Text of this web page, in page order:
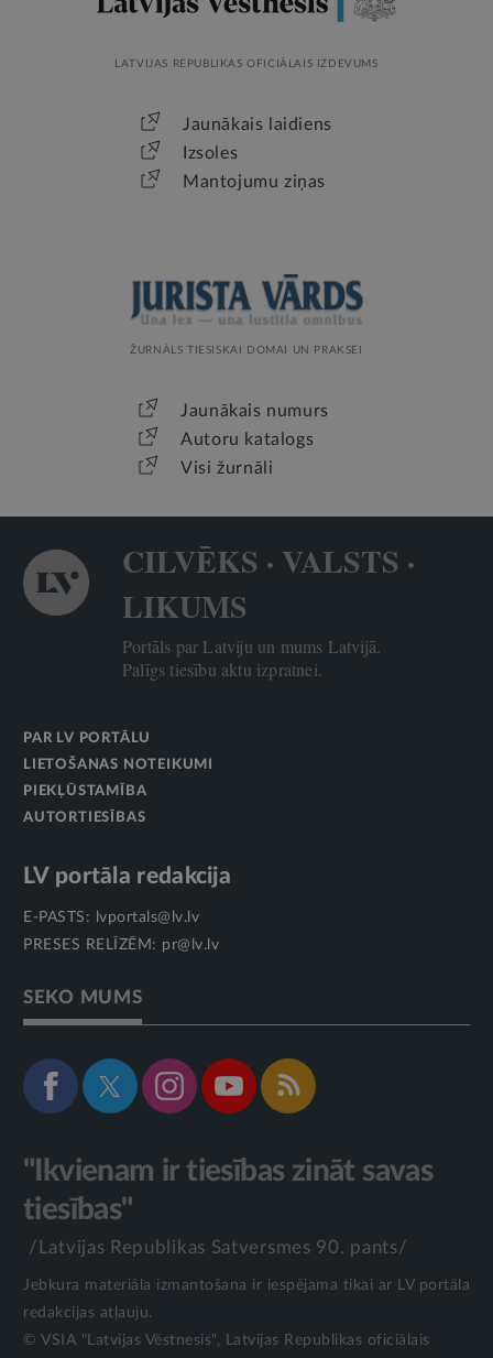
LATVIJAS REPUBLIKAS OFICIĀLAIS IZDEVUMS
Jaunākais laidiens
Izsoles
Mantojumu ziņas
ŽURNĀLS TIESISKAI DOMAI UN PRAKSEI
Jaunākais numurs
Autoru katalogs
Visi žurnāli
CILVĒKS · VALSTS ·
LIKUMS
Portāls par Latviju un mums Latvijā.
Palīgs tiesību aktu izpratnei.
PAR LV PORTĀLU
LIETOŠANAS NOTEIKUMI
PIEKĻŪSTAMĪBA
AUTORTIESĪBAS
LV portāla redakcija
E-PASTS:
lvportals@lv.lv
PRESES RELĪZĒM: pr@lv.lv
SEKO MUMS
"Ikvienam ir tiesības zināt savas
tiesības"
/Latvijas Republikas Satversmes 90. pants/
Jebkura materiāla izmantošana ir iespējama tikai ar LV portāla
redakcijas atļauju.
© VSIA "Latvijas Vēstnesis", Latvijas Republikas oficiālais